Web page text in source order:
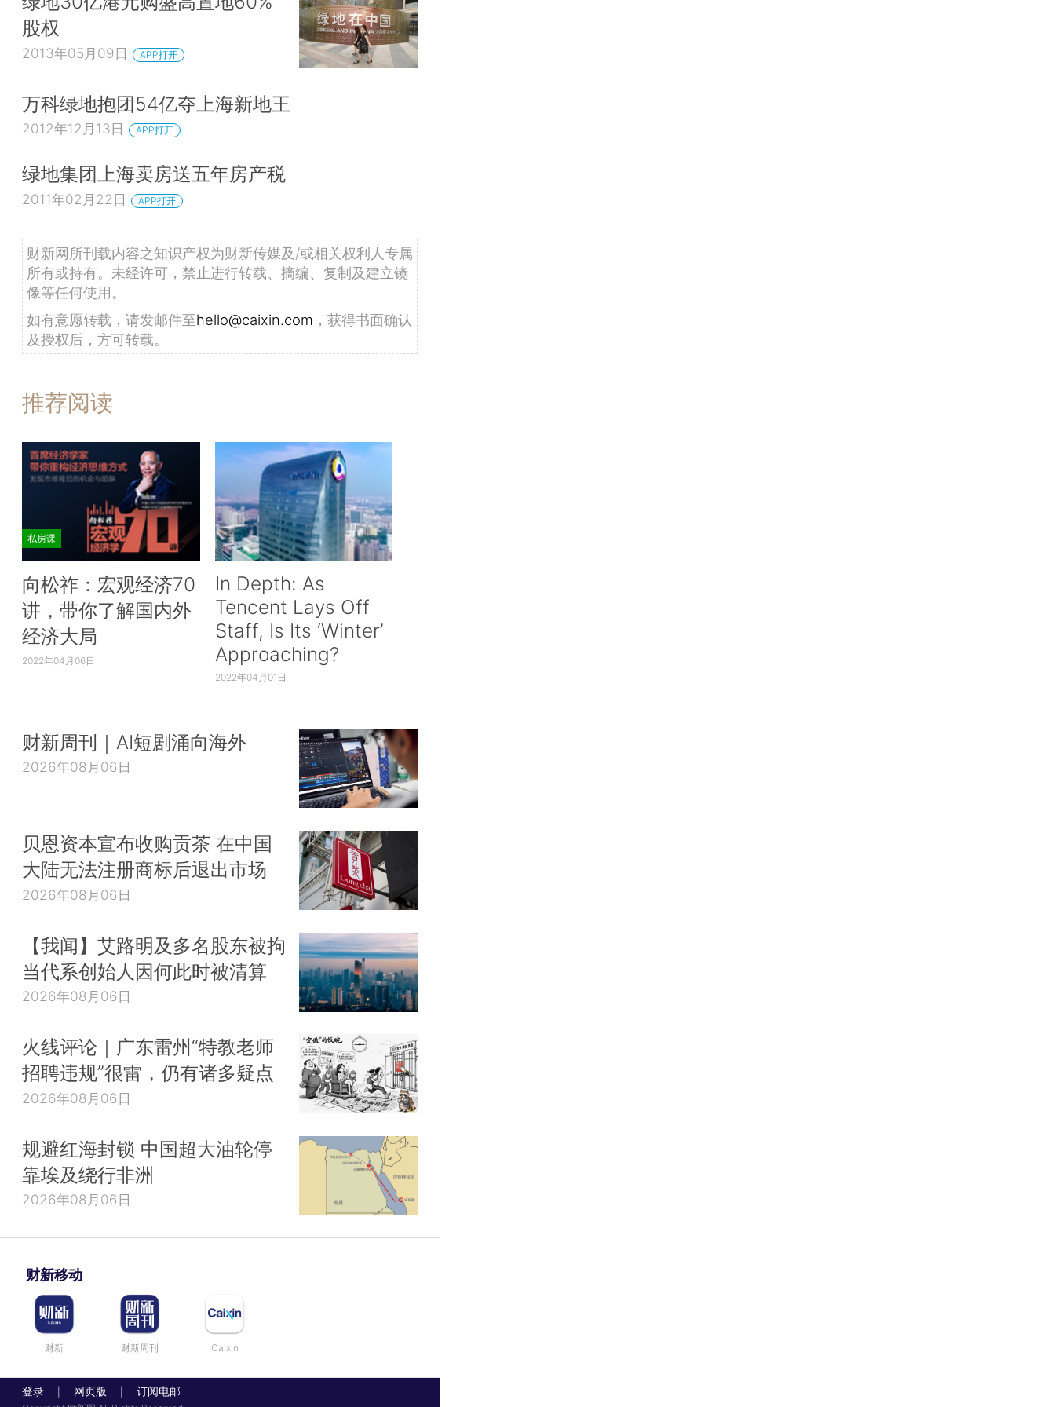
股权
2013年05月09日 APP打开
万科绿地抱团54亿夺上海新地王
2012年12月13日 APP打开
绿地集团上海卖房送五年房产税
2011年02月22日 APP打开
财新网所刊载内容之知识产权为财新传媒及/或相关权利人专属
所有或持有。未经许可，禁止进行转载、摘编、复制及建立镜
像等任何使用。
如有意愿转载，请发邮件至hello@caixin.com ，获得书面确认
及授权后，方可转载。
推荐阅读
私房课
向松祚：宏观经济70
讲，带你了解国内外
经济大局
2022年04月06日
In Depth: As
Tencent Lays Off
Staff, Is Its ‘Winter’
Approaching?
2022年04月01日
财新周刊｜AI短剧涌向海外
2026年08月06日
贝恩资本宣布收购贡茶 在中国
大陆无法注册商标后退出市场
2026年08月06日
【我闻】艾路明及多名股东被拘
当代系创始人因何此时被清算
2026年08月06日
火线评论｜广东雷州“特教老师
招聘违规”很雷，仍有诸多疑点
2026年08月06日
规避红海封锁 中国超大油轮停
靠埃及绕行非洲
2026年08月06日
财新移动
财新 财新周刊 Caixin
登录 网页版 订阅电邮